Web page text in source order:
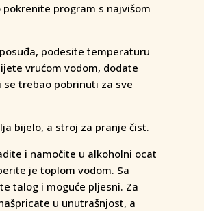
program s najvišom
podesite temperaturu
vrućom vodom, dodate
trebao pobrinuti za sve
bijelo, a stroj za pranje čist.
i namočite u alkoholni ocat
je toplom vodom. Sa
talog i moguće pljesni. Za
u unutrašnjost, a